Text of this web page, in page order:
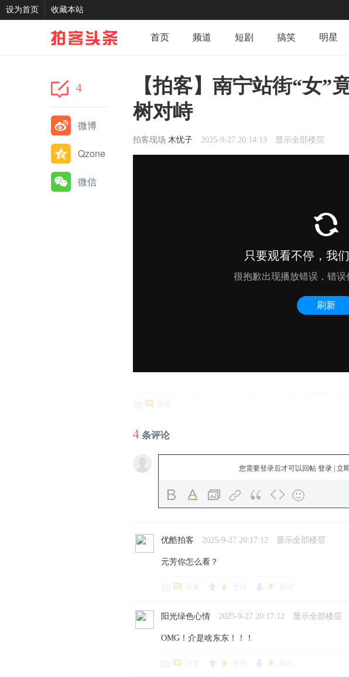
设为首页 收藏本站
首页 频道 短剧 搞笑 明星
分享
4
微博
Qzone
微信
【拍客】南宁站街“女”
树对峙
拍客现场 木忧子 2025-9-27 20:14:13 显示全部楼层
4 条评论
您需要登录后才可以回帖 登录| 立
优酷拍客 2025-9-27 20:17:12 显示全部楼层
元芳你怎么看？
阳光绿色心情 2025-9-27 20:17:12 显示全部楼层
OMG！介是啥东东！！！